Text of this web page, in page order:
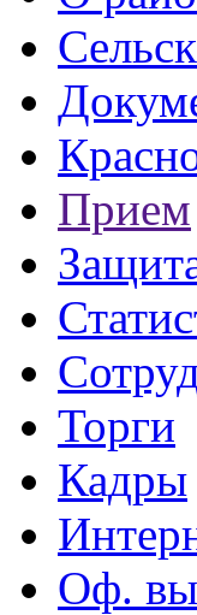
Прием
Торги
Кадры
Оф.